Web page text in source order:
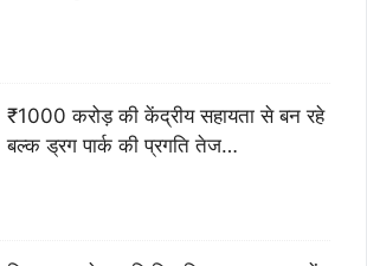
₹1000 करोड़ की केंद्रीय सहायता से बन रहे
बल्क ड्रग पार्क की प्रगति तेज…